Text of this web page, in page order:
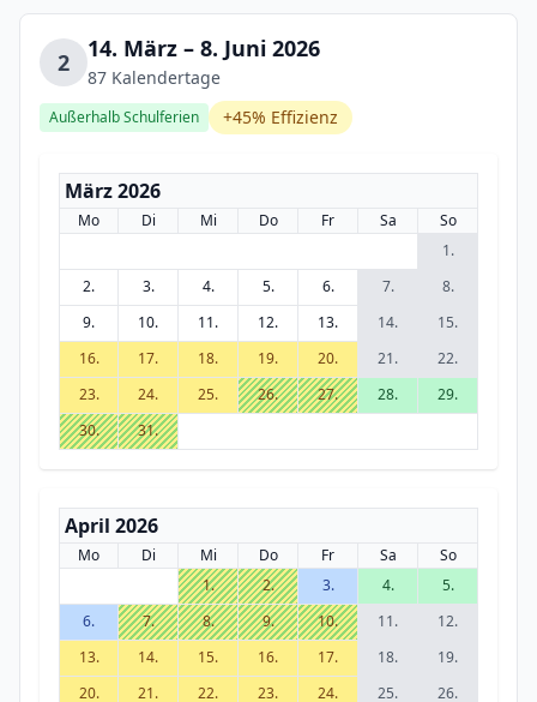
2 14. März – 8. Juni 2026
87 Kalendertage
Außerhalb Schulferien +45% Effizienz
März 2026
Mo Di Mi Do Fr Sa
So
1.
2.
3. 4. 5. 6. 7.
8.
9.
10. 11. 12. 13. 14.
15.
16.
17. 18. 19. 20. 21.
22.
23.
24. 25. 26. 27. 28.
29.
30.
31.
April 2026
Mo Di Mi Do Fr Sa
So
1.
2. 3. 4.
5.
6.
7. 8. 9. 10. 11.
12.
13.
14. 15. 16. 17. 18.
19.
20.
21. 22. 23. 24. 25.
26.